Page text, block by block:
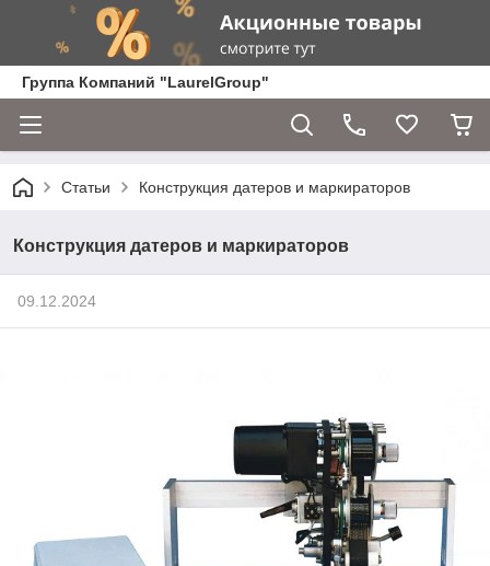
Группа Компаний "LaurelGroup"
Статьи Конструкция датеров и маркираторов
Конструкция датеров и маркираторов
09.12.2024